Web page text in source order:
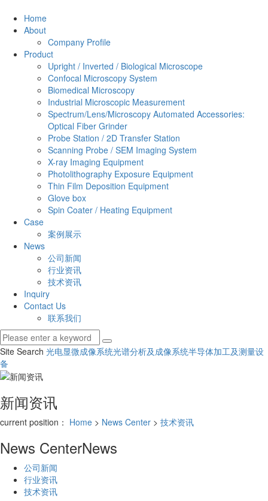
Home
About
Company Profile
Product
Upright / Inverted / Biological Microscope
Confocal Microscopy System
Biomedical Microscopy
Industrial Microscopic Measurement
Spectrum/Lens/Microscopy Automated Accessories:
Optical Fiber Grinder
Probe Station / 2D Transfer Station
Scanning Probe / SEM Imaging System
X-ray Imaging Equipment
Photolithography Exposure Equipment
Thin Film Deposition Equipment
Glove box
Spin Coater / Heating Equipment
Case
案例展示
News
公司新闻
行业资讯
技术资讯
Inquiry
Contact Us
联系我们
Site Search 光电显微成像系统光谱分析及成像系统半导体加工及测量设
备
新闻资讯
current position： Home > News Center > 技术资讯
News CenterNews
公司新闻
行业资讯
技术资讯